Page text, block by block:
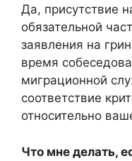
Да, присутствие
обязательной
заявления на
время
миграционной
соответствие
относительно
Что мне делать,